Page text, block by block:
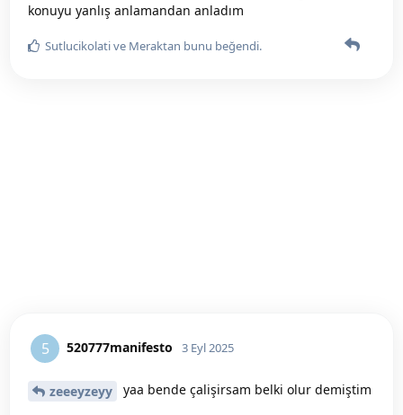
konuyu yanlış anlamandan anladım
Sutlucikolative Meraktan bunu beğendi.
5 520777manifesto 3 Eyl 2025
zeeeyzeyy yaa bende çalişirsam belki olur demiştim